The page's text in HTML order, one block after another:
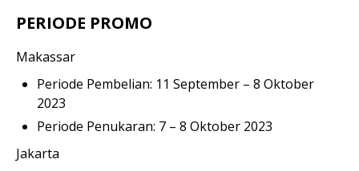
PERIODE PROMO
Makassar
Periode Pembelian: 11 September – 8 Oktober
2023
Periode Penukaran: 7 – 8 Oktober 2023
Jakarta